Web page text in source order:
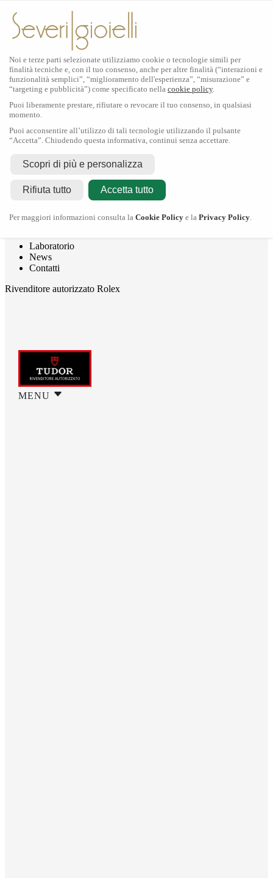
Rolex
Rolex Certified Pre-Owned
Crivelli
Pomellato
Severi Gioielli
Laboratorio
News
Contatti
Rivenditore autorizzato Rolex
MENU
Noi e terze parti selezionate utilizziamo cookie o tecnologie simili per
finalità tecniche e, con il tuo consenso, anche per altre finalità (“interazioni e
funzionalità semplici”, “miglioramento dell'esperienza”, “misurazione” e
“targeting e pubblicità”) come specificato nella cookie policy.
Puoi liberamente prestare, rifiutare o revocare il tuo consenso, in qualsiasi
momento.
Puoi acconsentire all’utilizzo di tali tecnologie utilizzando il pulsante
“Accetta”. Chiudendo questa informativa, continui senza accettare.
Scopri di più e personalizza
Rifiuta tutto Accetta tutto
Per maggiori informazioni consulta la Cookie Policy e la Privacy Policy.